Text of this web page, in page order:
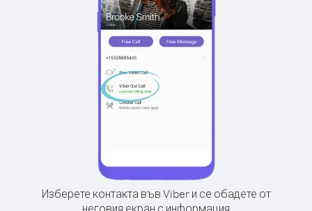
Изберете контакта във Viber и се обадете от
неговия екран с информация